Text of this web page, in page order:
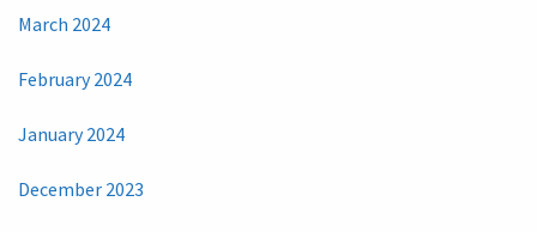
March 2024
February 2024
January 2024
December 2023